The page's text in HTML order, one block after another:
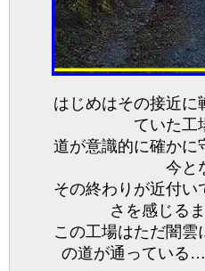
はじめはその接近に
ていた工
道が意識的に確かに
今と
その終わりが近付い
さを感じる
この工場はただ闇雲
の道が通っている…